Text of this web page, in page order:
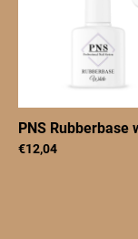
€12,04